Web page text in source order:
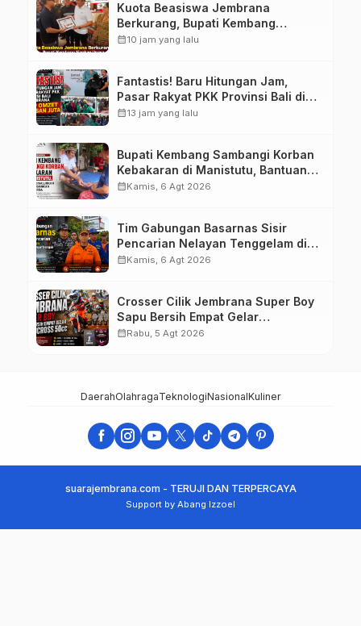
Kuota Beasiswa Jembrana
Berkurang, Bupati Kembang
Siapkan Upaya Penambahan di
calendar_month10 jam yang lalu
Fantastis! Baru Hitungan Jam,
Pasar Rakyat PKK Provinsi Bali di
Jembrana Raup Omzet Ratusan
calendar_month13 jam yang lalu
Bupati Kembang Sambangi Korban
Kebakaran di Manistutu, Bantuan
Disalurkan untuk Ringankan Beban
calendar_monthKamis, 6 Agt 2026
Tim Gabungan Basarnas Sisir
Pencarian Nelayan Tenggelam di
Perairan Pantai Pengambengan
calendar_monthKamis, 6 Agt 2026
Crosser Cilik Jembrana Super Boy
Sapu Bersih Empat Gelar
Motocross 50cc
calendar_monthRabu, 5 Agt 2026
DaerahOlahragaTeknologiNasionalKuliner
suarajembrana.com - TERUJI DAN TERPERCAYA
Support by Abang Izzoel